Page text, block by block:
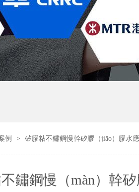
例 > 矽膠粘不鏽鋼慢幹矽膠（jiāo）膠水
鏽鋼慢（màn）幹